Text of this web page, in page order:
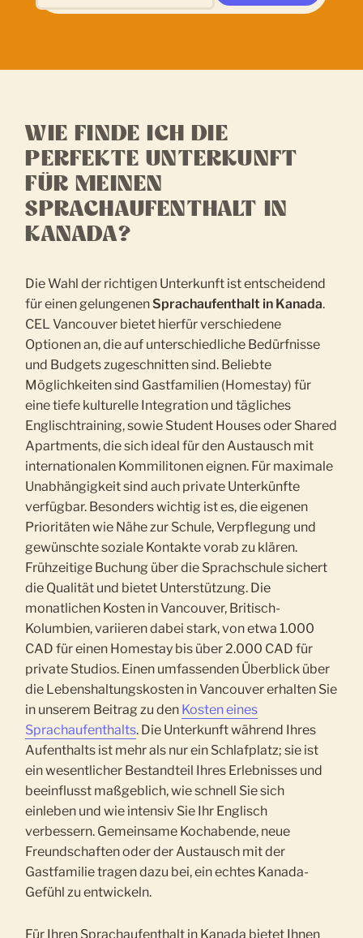
WIE FINDE ICH DIE
PERFEKTE UNTERKUNFT
FÜR MEINEN
SPRACHAUFENTHALT IN
KANADA?
Die Wahl der richtigen Unterkunft ist entscheidend
für einen gelungenenSprachaufenthalt in Kanada.
CEL Vancouver bietet hierfür verschiedene
Optionen an, die auf unterschiedliche Bedürfnisse
und Budgets zugeschnitten sind. Beliebte
Möglichkeiten sind Gastfamilien (Homestay) für
eine tiefe kulturelle Integration und tägliches
Englischtraining, sowie Student Houses oder Shared
Apartments, die sich ideal für den Austausch mit
internationalen Kommilitonen eignen. Für maximale
Unabhängigkeit sind auch private Unterkünfte
verfügbar. Besonders wichtig ist es, die eigenen
Prioritäten wie Nähe zur Schule, Verpflegung und
gewünschte soziale Kontakte vorab zu klären.
Frühzeitige Buchung über die Sprachschule sichert
die Qualität und bietet Unterstützung. Die
monatlichen Kosten in Vancouver, Britisch-
Kolumbien, variieren dabei stark, von etwa 1.000
CAD für einen Homestay bis über 2.000 CAD für
private Studios. Einen umfassenden Überblick über
die Lebenshaltungskosten in Vancouver erhalten Sie
in unserem Beitrag zu den Kosten eines
Sprachaufenthalts. Die Unterkunft während Ihres
Aufenthalts ist mehr als nur ein Schlafplatz; sie ist
ein wesentlicher Bestandteil Ihres Erlebnisses und
beeinflusst maßgeblich, wie schnell Sie sich
einleben und wie intensiv Sie Ihr Englisch
verbessern. Gemeinsame Kochabende, neue
Freundschaften oder der Austausch mit der
Gastfamilie tragen dazu bei, ein echtes Kanada-
Gefühl zu entwickeln.
Für Ihren Sprachaufenthalt in Kanada bietet Ihnen